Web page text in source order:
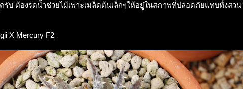
รับ ต้องรดน้ำช่วยไม้เพาะเมล็ดต้นเล็กๆให้อยู่ในสภาพที่ปลอดภัยแทบทั้งสว
X Mercury F2